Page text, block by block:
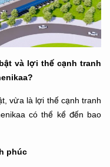
và lợi thế cạnh tranh
vừa là lợi thế cạnh tranh
có thể kể đến bao
phúc